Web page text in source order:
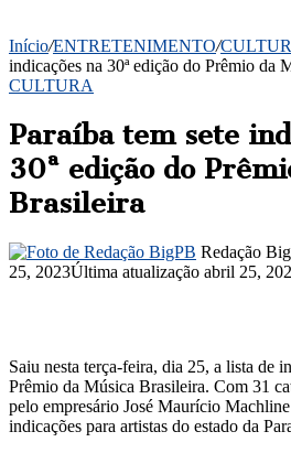
Início/ENTRETENIMENTO/
indicações na 30ª edição do Prêmio da
CULTURA
Paraíba tem sete
30ª edição do
Brasileira
Redação
25, 2023Última atualização abril 25,
Saiu nesta terça-feira, dia 25, a lista de
Prêmio da Música Brasileira. Com 31
pelo empresário José Maurício
indicações para artistas do estado da